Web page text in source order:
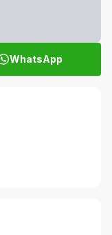
WhatsApp